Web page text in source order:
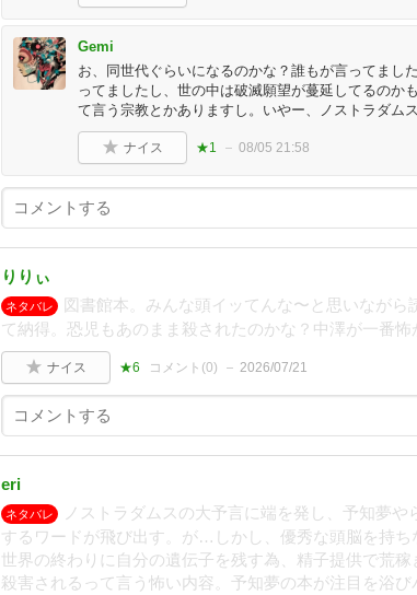
Gemi
お、同世代ぐらいになるのかな？誰もが言ってまし
ってましたし、世の中は破滅願望が蔓延してるのか
て言う宗教とかありますし。いやー、ノストラダム
ナイス ★1 08/05 21:58
りりぃ
ネタバレ
図書館本。みんな頭イッてんな〜と思いながら
て納得。恐児もあのまま殺されたのかな？中澤が一番怖
ナイス ★6 コメント(0) 2026/07/21
eri
ネタバレ
ノストラダムスの大予言に端を発し、予知夢
するワードが飛び出す。が…しかし、優秀な頭脳を持
世界の終わりに自分の遺伝子を残す為、精子提供で荒
殺害されるって言う怖い内容。予知夢の本が注目を浴